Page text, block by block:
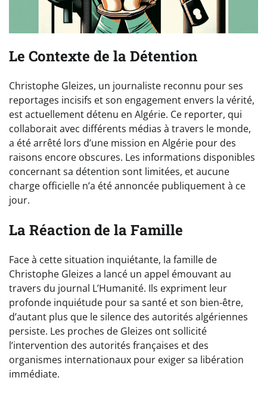
Le Contexte de la Détention
Christophe Gleizes, un journaliste reconnu pour ses
reportages incisifs et son engagement envers la vérité,
est actuellement détenu en Algérie. Ce reporter, qui
collaborait avec différents médias à travers le monde,
a été arrêté lors d’une mission en Algérie pour des
raisons encore obscures. Les informations disponibles
concernant sa détention sont limitées, et aucune
charge officielle n’a été annoncée publiquement à ce
jour.
La Réaction de la Famille
Face à cette situation inquiétante, la famille de
Christophe Gleizes a lancé un appel émouvant au
travers du journal L’Humanité. Ils expriment leur
profonde inquiétude pour sa santé et son bien-être,
d’autant plus que le silence des autorités algériennes
persiste. Les proches de Gleizes ont sollicité
l’intervention des autorités françaises et des
organismes internationaux pour exiger sa libération
immédiate.